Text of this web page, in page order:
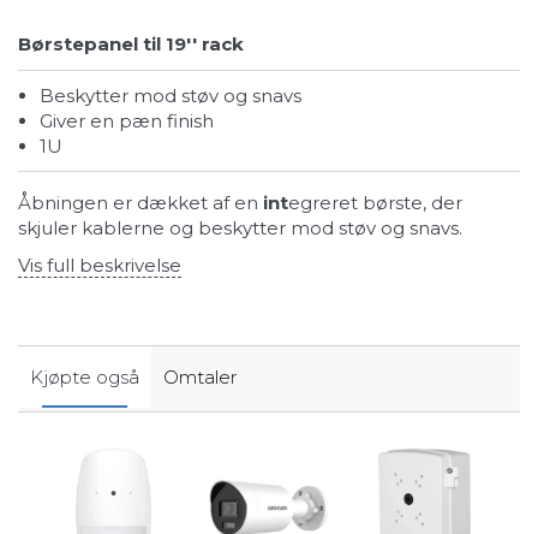
Børstepanel til 19'' rack
Beskytter mod støv og snavs
Giver en pæn finish
1U
Åbningen er dækket af en integreret børste, der
skjuler kablerne og beskytter mod støv og snavs.
Vis full beskrivelse
Kjøpte også Omtaler